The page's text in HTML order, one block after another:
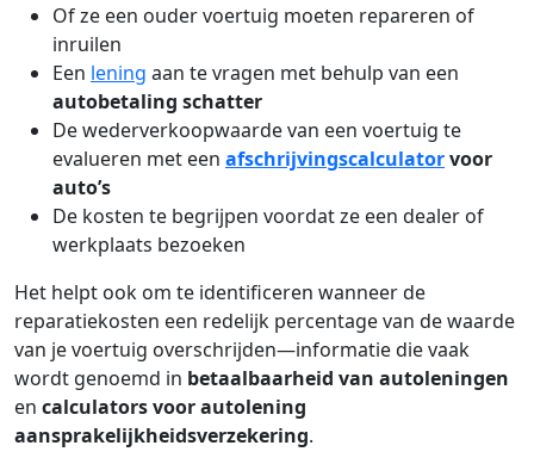
Of ze een ouder voertuig moeten repareren of
inruilen
Een lening aan te vragen met behulp van een
autobetaling schatter
De wederverkoopwaarde van een voertuig te
evalueren met een afschrijvingscalculatorvoor
auto’s
De kosten te begrijpen voordat ze een dealer of
werkplaats bezoeken
Het helpt ook om te identificeren wanneer de
reparatiekosten een redelijk percentage van de waarde
van je voertuig overschrijden—informatie die vaak
wordt genoemd in betaalbaarheid van autoleningen
en calculators voor autolening
aansprakelijkheidsverzekering.